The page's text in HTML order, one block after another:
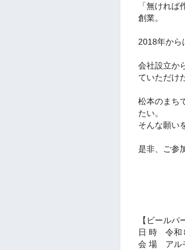
「無けれ
創業。
2018年から
会社設立か
ていただけ
松本のまち
たい。
そんな願い
是非、ご参
【ビールパ
日 時 令和
会 場 アル